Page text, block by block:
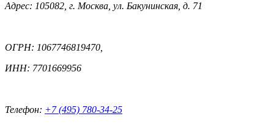
Адрес: 105082, г. Москва, ул. Бакунинская, д. 71
ОГРН: 1067746819470,
ИНН: 7701669956
Телефон: +7 (495) 780-34-25